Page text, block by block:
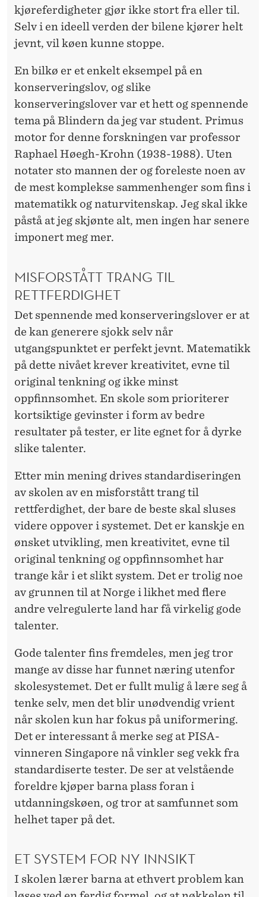
kjøreferdigheter gjør ikke stort fra eller til.
Selv i en ideell verden der bilene kjører helt
jevnt, vil køen kunne stoppe.
En bilkø er et enkelt eksempel på en
konserveringslov, og slike
konserveringslover var et hett og spennende
tema på Blindern da jeg var student. Primus
motor for denne forskningen var professor
Raphael Høegh-Krohn (1938-1988). Uten
notater sto mannen der og foreleste noen av
de mest komplekse sammenhenger som fins i
matematikk og naturvitenskap. Jeg skal ikke
påstå at jeg skjønte alt, men ingen har senere
imponert meg mer.
MISFORSTÅTT TRANG TIL
RETTFERDIGHET
Det spennende med konserveringslover er at
de kan generere sjokk selv når
utgangspunktet er perfekt jevnt. Matematikk
på dette nivået krever kreativitet, evne til
original tenkning og ikke minst
oppfinnsomhet. En skole som prioriterer
kortsiktige gevinster i form av bedre
resultater på tester, er lite egnet for å dyrke
slike talenter.
Etter min mening drives standardiseringen
av skolen av en misforstått trang til
rettferdighet, der bare de beste skal sluses
videre oppover i systemet. Det er kanskje en
ønsket utvikling, men kreativitet, evne til
original tenkning og oppfinnsomhet har
trange kår i et slikt system. Det er trolig noe
av grunnen til at Norge i likhet med flere
andre velregulerte land har få virkelig gode
talenter.
Gode talenter fins fremdeles, men jeg tror
mange av disse har funnet næring utenfor
skolesystemet. Det er fullt mulig å lære seg å
tenke selv, men det blir unødvendig vrient
når skolen kun har fokus på uniformering.
Det er interessant å merke seg at PISA-
vinneren Singapore nå vinkler seg vekk fra
standardiserte tester. De ser at velstående
foreldre kjøper barna plass foran i
utdanningskøen, og tror at samfunnet som
helhet taper på det.
ET SYSTEM FOR NY INNSIKT
I skolen lærer barna at ethvert problem kan